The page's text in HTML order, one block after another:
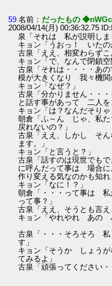
59 名前： だったもの
2008/04/14(月) 00:36:32.75
泉「それは 私が説明しま
キョン「うおっ！ いたの
古泉「ええ、相変わらずこ
キョン「で、なんで閉鎖空
古泉「それは・・・・あ
模が大きくなり 我々機関
キョン「なぜ？」
古泉「分かりません・・
と話す事があって 二人を
キョン「は？なんだそりゃ
朝倉「ふ～ん じゃ、私た
戻れないの？」
古泉「ええ、しかし そん
ます。」
キョン「と言うと？」
古泉「話すのは現世でも
に呼んだって事は 場合
作り変える気なのかも知れ
キョン「なに！？」
朝倉「・・・って事は 私
って事？」
古泉「ええ、そうとも言え
キョン「やれやれ あの
古泉「・・・そろそろ 私
す」
キョン「そうか しょう
てみるよ」
古泉「頑張ってください・